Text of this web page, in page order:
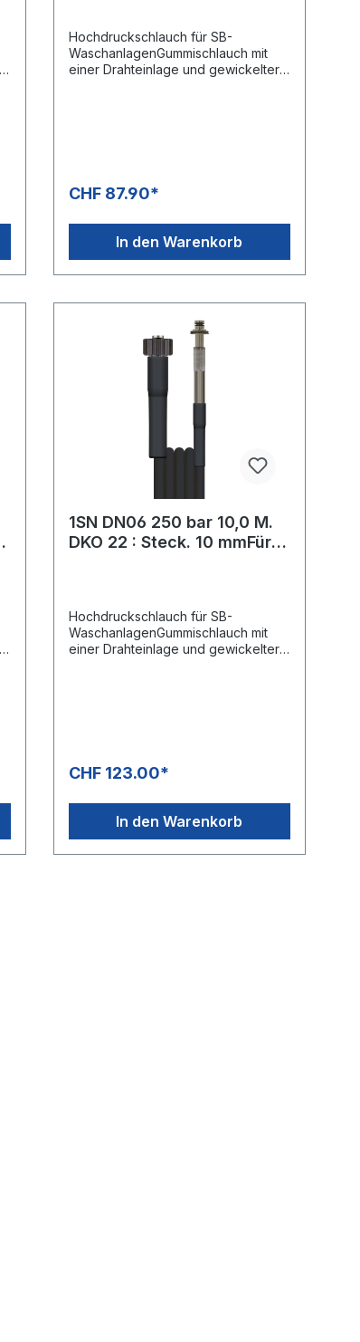
Hochdruckschlauch für SB-
WaschanlagenGummischlauch mit
einer Drahteinlage und gewickelter
CHF 87.90*
In den Warenkorb
1SN DN06 250 bar 10,0 M.
DKO 22 : Steck. 10 mmFür
Hochdruckschlauch für SB-
WaschanlagenGummischlauch mit
einer Drahteinlage und gewickelter
CHF 123.00*
In den Warenkorb